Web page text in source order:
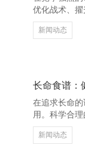
优化战术、擢
仅能响应动作
供数据补助
软性缱绻。
实。 其次，
据动作所在
试，以对比动
新闻动态
在追求长命
用。科学合
种慢性疾病，
饮食的中枢
新闻动态